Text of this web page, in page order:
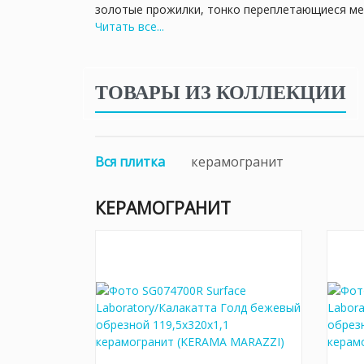
золотые прожилки, тонко переплетающиеся
текстуру максимально естественной.
подходящим не только для дома, но и для мест
Читать все...
ТОВАРЫ ИЗ КОЛЛЕКЦИИ
Вся плитка керамогранит
КЕРАМОГРАНИТ